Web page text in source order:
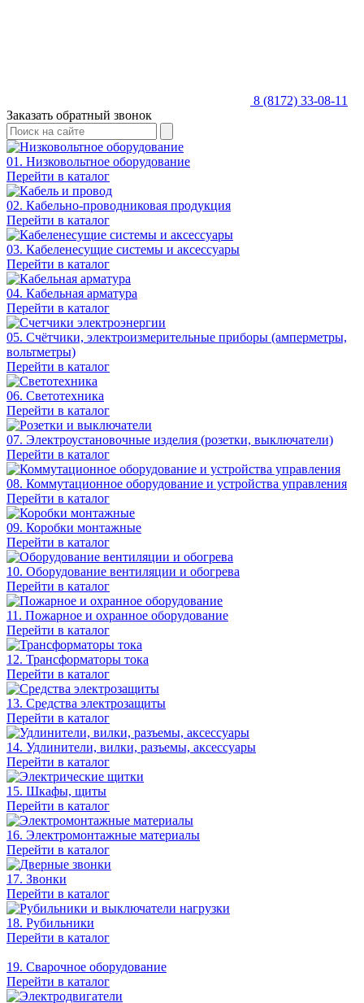
8 (8172) 33-08-11
Заказать обратный звонок
01. Низковольтное оборудование
Перейти в каталог
02. Кабельно-проводниковая продукция
Перейти в каталог
03. Кабеленесущие системы и аксессуары
Перейти в каталог
04. Кабельная арматура
Перейти в каталог
05. Счётчики, электроизмерительные приборы (амперметры,
вольтметры)
Перейти в каталог
06. Светотехника
Перейти в каталог
07. Электроустановочные изделия (розетки, выключатели)
Перейти в каталог
08. Коммутационное оборудование и устройства управления
Перейти в каталог
09. Коробки монтажные
Перейти в каталог
10. Оборудование вентиляции и обогрева
Перейти в каталог
11. Пожарное и охранное оборудование
Перейти в каталог
12. Трансформаторы тока
Перейти в каталог
13. Средства электрозащиты
Перейти в каталог
14. Удлинители, вилки, разъемы, аксессуары
Перейти в каталог
15. Шкафы, щиты
Перейти в каталог
16. Электромонтажные материалы
Перейти в каталог
17. Звонки
Перейти в каталог
18. Рубильники
Перейти в каталог
19. Сварочное оборудование
Перейти в каталог